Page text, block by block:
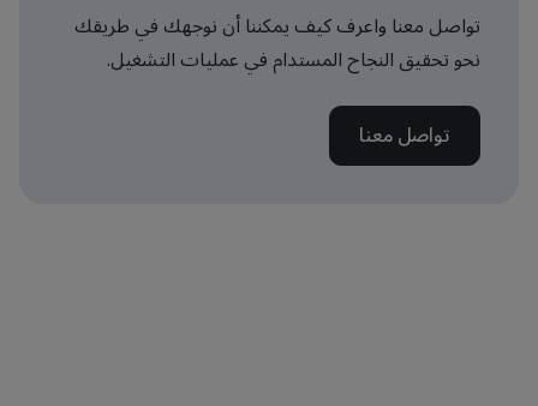
تواصل معنا واعرف كيف يمكننا أن نوجهك في طريقك
نحو تحقيق النجاح المستدام في عمليات التشغيل.
تواصل معنا